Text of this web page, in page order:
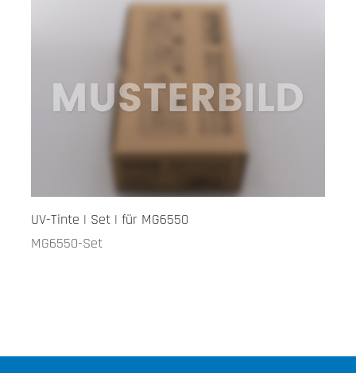
UV-Tinte | Set | für MG6550
MG6550-Set